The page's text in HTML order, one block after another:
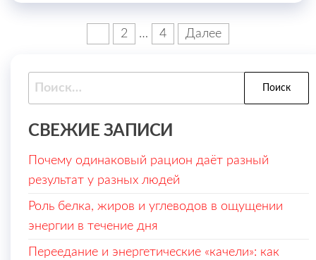
2 … 4 Далее
Найти:
СВЕЖИЕ ЗАПИСИ
Почему одинаковый рацион даёт разный
результат у разных людей
Роль белка, жиров и углеводов в ощущении
энергии в течение дня
Переедание и энергетические «качели»: как